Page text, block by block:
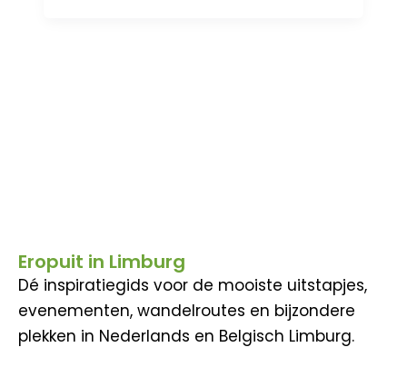
Eropuit in Limburg
Dé inspiratiegids voor de mooiste uitstapjes,
evenementen, wandelroutes en bijzondere
plekken in Nederlands en Belgisch Limburg.